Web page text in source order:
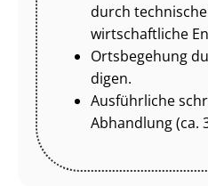
durch
wirtschaftliche
Ortsbegehung
di­gen.
Ausführliche
Abhandlung (ca.